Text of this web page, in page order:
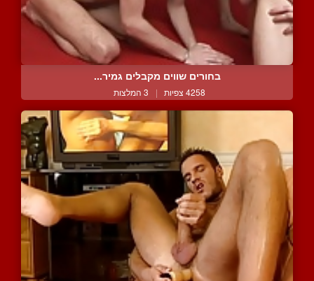
בחורים שווים מקבלים גמיר...
4258 צפיות | 3 המלצות